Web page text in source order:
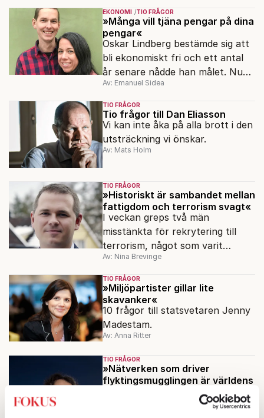
dödläge i israelisk politik.
EKONOMI TIO FRÅGOR
»Många vill tjäna pengar på dina
pengar«
Oskar Lindberg bestämde sig att
bli ekonomiskt fri och ett antal
år senare nådde han målet. Nu
har han skrivit en bok om
familjens resa.
Av: Emanuel Sidea
TIO FRÅGOR
Tio frågor till Dan Eliasson
Vi kan inte åka på alla brott i den
utsträckning vi önskar.
Av: Mats Holm
TIO FRÅGOR
»Historiskt är sambandet mellan
fattigdom och terrorism svagt«
I veckan greps två män
misstänkta för rekrytering till
terrorism, något som varit
förbjudet sedan 2010. Varför
skedde det första gripandet först
nu?
Av: Nina Brevinge
TIO FRÅGOR
»Miljöpartister gillar lite
skavanker«
10 frågor till statsvetaren Jenny
Madestam.
Av: Anna Ritter
TIO FRÅGOR
»Nätverken som driver
flyktingsmugglingen är världens
mest samvetslösa resebyrå«
10 frågor om flyktingkatastrofen